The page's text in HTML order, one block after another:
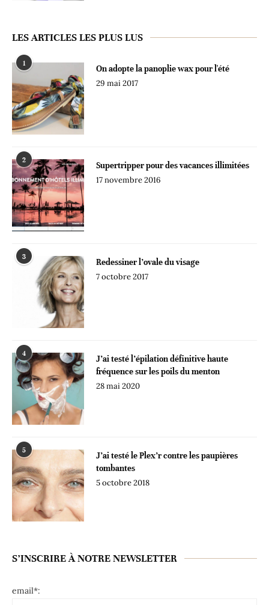
LES ARTICLES LES PLUS LUS
1
On adopte la panoplie wax pour l'été
29 mai 2017
2
Supertripper pour des vacances illimitées
17 novembre 2016
3
Redessiner l’ovale du visage
7 octobre 2017
4
J’ai testé l’épilation définitive haute
fréquence sur les poils du menton
28 mai 2020
5
J’ai testé le Plex’r contre les paupières
tombantes
5 octobre 2018
S’INSCRIRE À NOTRE NEWSLETTER
email*: